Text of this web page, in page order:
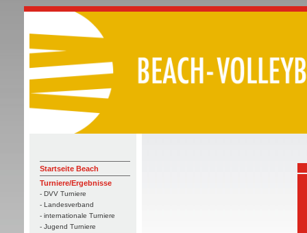
Startseite Beach
Turniere/Ergebnisse
- DVV Turniere
- Landesverband
- internationale Turniere
- Jugend Turniere